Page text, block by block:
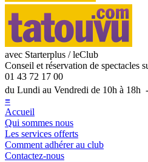
avec Starterplus / leClub
Conseil et réservation de spectacles
01 43 72 17 00
du Lundi au Vendredi de 10h à 18h
≡
Accueil
Qui sommes nous
Les services offerts
Comment adhérer au club
Contactez-nous